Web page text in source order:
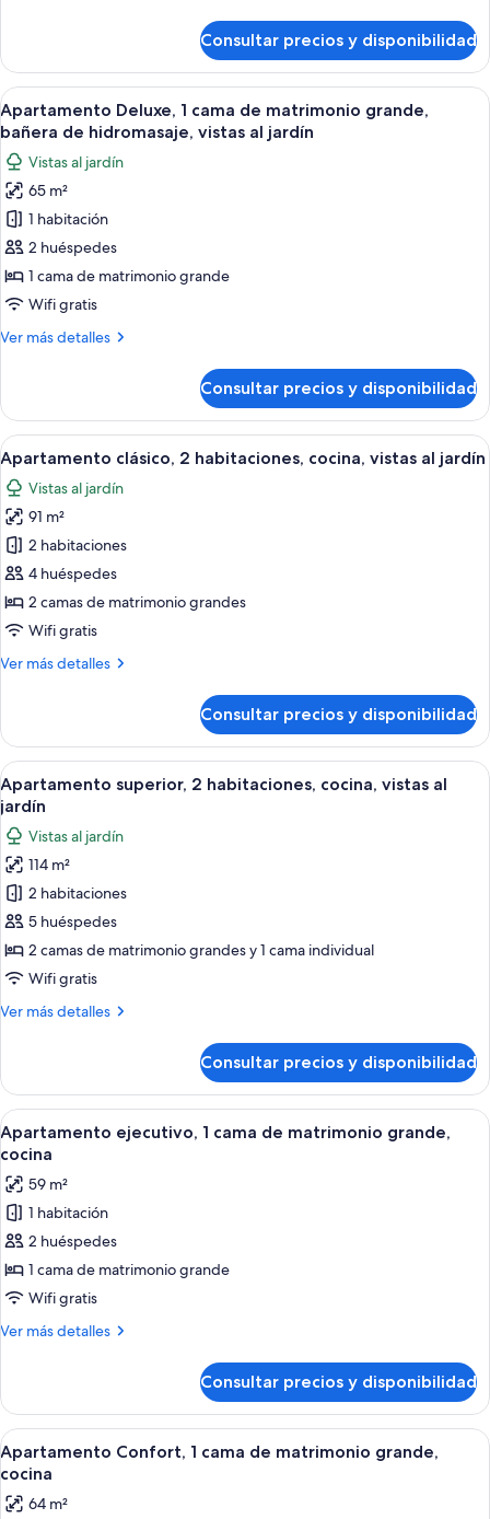
al
patio
tradicional,
habitaciones,
cocina,
al
patio
Consultar precios y disponibilidad
Abrir
todas
las
fotos
de
Apartamento
Deluxe,
1
cama
matrimonio
de
hidromasaje,
vistas
al
jardín
Una sala de estar con sofá,
10
Apartamento Deluxe, 1 cama de matrimonio grande,
bañera de hidromasaje, vistas al jardín
Vistas al jardín
65 m²
1 habitación
2 huéspedes
1 cama de matrimonio grande
Wifi gratis
Ver más detalles
Más
Deluxe,
cama
de
matrimonio
grande,
bañera
de
hidromasaje,
vistas
al
jardín
Consultar precios y disponibilidad
Abrir
todas
las
fotos
de
Apartamento
clásico,
2
habitaciones,
cocina,
jardín
Amplia sala de estar con sofá de
11
Apartamento clásico, 2 habitaciones, cocina, vistas al jardín
Vistas al jardín
91 m²
2 habitaciones
4 huéspedes
2 camas de matrimonio grandes
Wifi gratis
Ver más detalles
Más
clásico,
habitaciones,
cocina,
vistas
al
jardín
Consultar precios y disponibilidad
Abrir
todas
las
fotos
de
Apartamento
superior,
2
habitaciones,
vistas
Amplia sala de estar con sofá, mesa
9
Apartamento superior, 2 habitaciones, cocina, vistas al
jardín
Vistas al jardín
114 m²
2 habitaciones
5 huéspedes
2 camas de matrimonio grandes y 1 cama individual
Wifi gratis
Ver más detalles
Más
superior,
habitaciones,
cocina,
al
jardín
Consultar precios y disponibilidad
Abrir
todas
las
fotos
de
Apartamento
ejecutivo,
1
cama
grande,
cocina
Una cama bien hecha con sábanas
10
Apartamento ejecutivo, 1 cama de matrimonio grande,
cocina
59 m²
1 habitación
2 huéspedes
1 cama de matrimonio grande
Wifi gratis
Ver más detalles
Más
ejecutivo,
cama
de
grande,
Consultar precios y disponibilidad
Abrir
todas
las
Un dormitorio con cama, lámparas
8
Apartamento Confort, 1 cama de matrimonio grande,
cocina
64 m²